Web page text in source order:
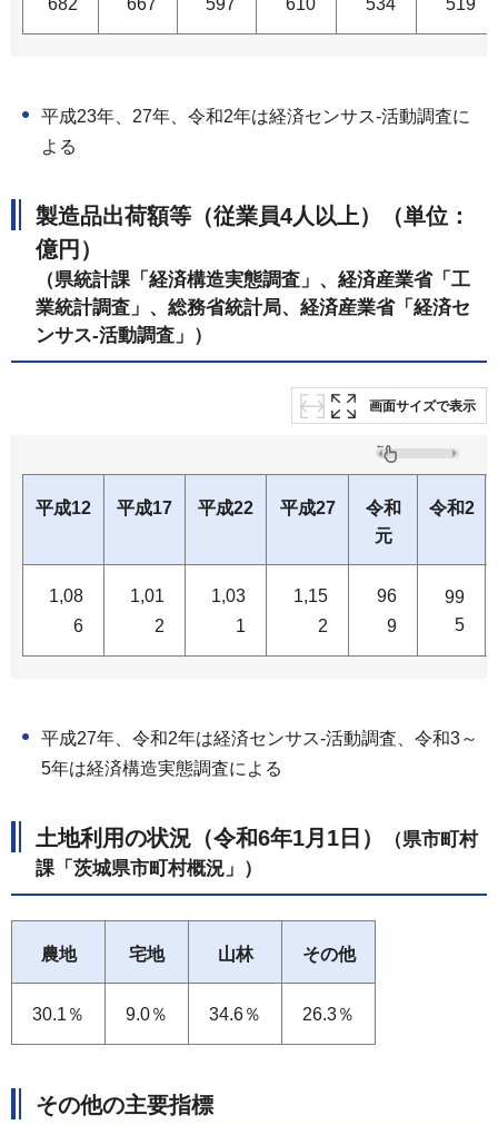
682 667 597 610 534 519
平成23年、27年、令和2年は経済センサス-活動調査に
よる
製造品出荷額等（従業員4人以上）（単位：
億円）
（県統計課「経済構造実態調査」、経済産業省「工
業統計調査」、総務省統計局、経済産業省「経済セ
ンサス-活動調査」）
画面サイズで表示
平成12 平成17 平成22 平成27
令和
元
令和2
1,08
6
1,01
2
1,03
1
1,15
2
96
9
99
5
平成27年、令和2年は経済センサス-活動調査、令和3～
5年は経済構造実態調査による
土地利用の状況（令和6年1月1日）
（県市町村
課「茨城県市町村概況」）
農地 宅地 山林 その他
30.1％ 9.0％ 34.6％ 26.3％
その他の主要指標